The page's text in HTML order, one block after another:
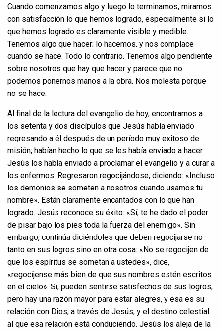
Cuando comenzamos algo y luego lo terminamos, miramos
con satisfacción lo que hemos logrado, especialmente si lo
que hemos logrado es claramente visible y medible.
Tenemos algo que hacer; lo hacemos, y nos complace
cuando se hace. Todo lo contrario. Tenemos algo pendiente
sobre nosotros que hay que hacer y parece que no
podemos ponernos manos a la obra. Nos molesta porque
no se hace.
Al final de la lectura del evangelio de hoy, encontramos a
los setenta y dos discípulos que Jesús había enviado
regresando a él después de un período muy exitoso de
misión; habían hecho lo que se les había enviado a hacer.
Jesús los había enviado a proclamar el evangelio y a curar a
los enfermos. Regresaron regocijándose, diciendo: «Incluso
los demonios se someten a nosotros cuando usamos tu
nombre». Están claramente encantados con lo que han
logrado. Jesús reconoce su éxito: «Sí, te he dado el poder
de pisar bajo los pies toda la fuerza del enemigo». Sin
embargo, continúa diciéndoles que deben regocijarse no
tanto en sus logros sino en otra cosa: «No se regocijen de
que los espíritus se sometan a ustedes», dice,
«regocíjense más bien de que sus nombres estén escritos
en el cielo». Sí, pueden sentirse satisfechos de sus logros,
pero hay una razón mayor para estar alegres, y esa es su
relación con Dios, a través de Jesús, y el destino celestial
al que esa relación está conduciendo. Jesús los aleja de la